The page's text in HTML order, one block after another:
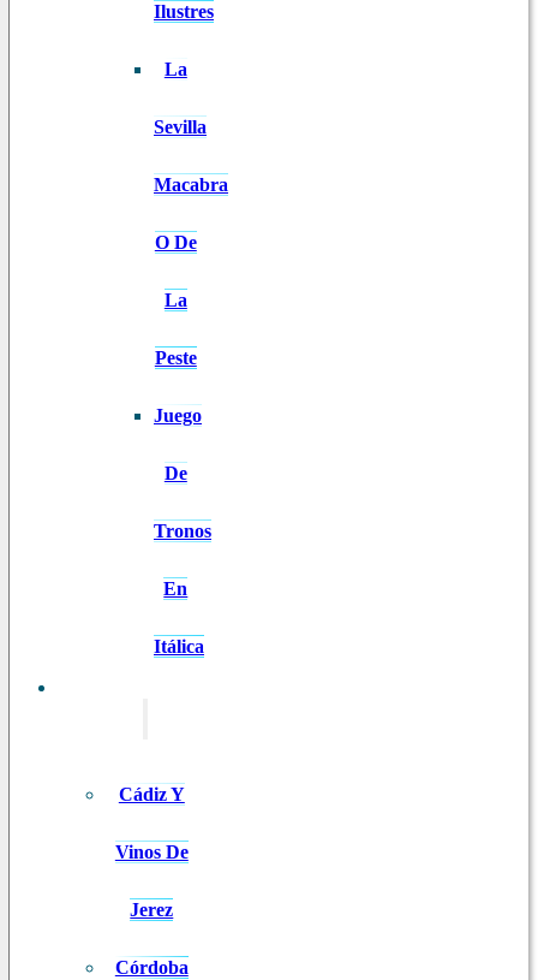
Ilustres
La
Sevilla
Macabra
O De
La
Peste
Juego
De
Tronos
En
Itálica
Cádiz Y
Vinos De
Jerez
Córdoba